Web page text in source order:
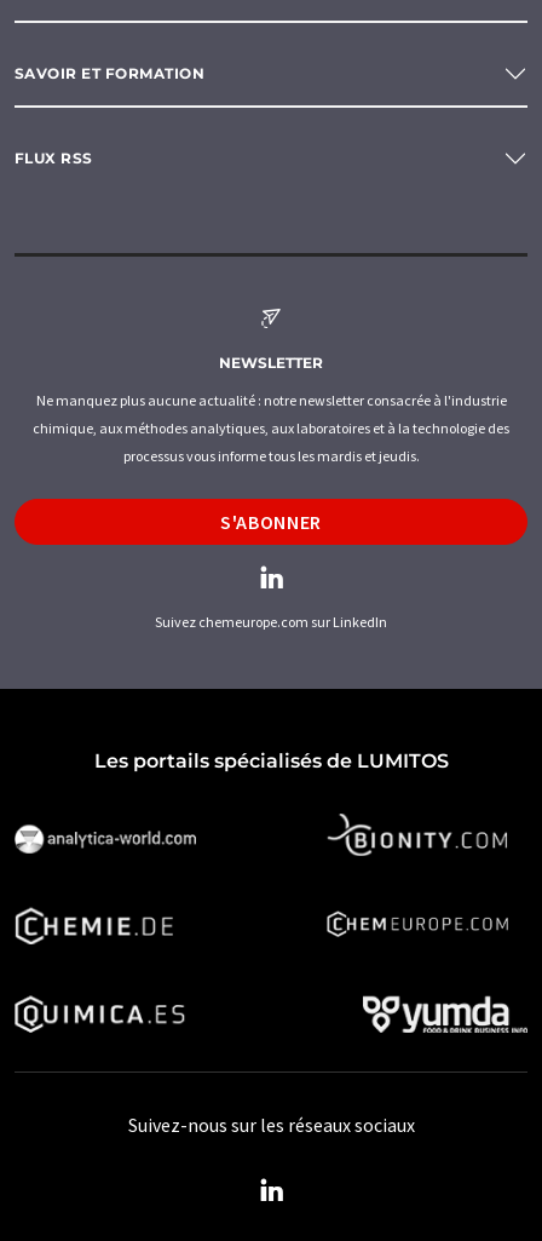
SAVOIR ET FORMATION
FLUX RSS
NEWSLETTER
Ne manquez plus aucune actualité : notre newsletter consacrée à l'industrie
chimique, aux méthodes analytiques, aux laboratoires et à la technologie des
processus vous informe tous les mardis et jeudis.
S'ABONNER
Suivez chemeurope.com sur LinkedIn
Les portails spécialisés de LUMITOS
Suivez-nous sur les réseaux sociaux